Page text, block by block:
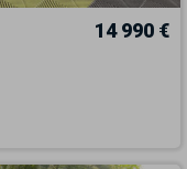
14 990 €